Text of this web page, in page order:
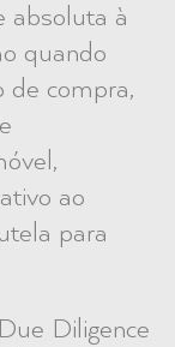
absoluta à
quando
de compra,
ao
para
Diligence